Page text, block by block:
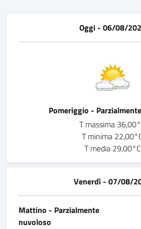
Oggi - 06/08/
Pomeriggio -
T massima
T minima
T media 29,00°C
Venerdì - 07/08/
Mattino - Parzialmente
nuvoloso